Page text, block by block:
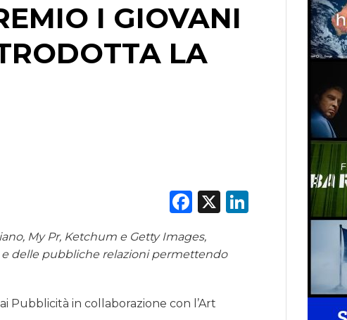
I GIOVANI
LA
Facebook
X LinkedIn
My Pr, Ketchum e Getty Images,
delle pubbliche relazioni permettendo
Pubblicità in collaborazione con l’Art